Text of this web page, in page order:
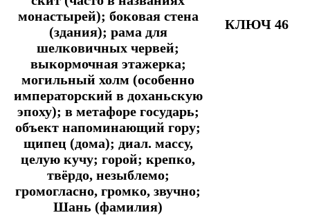
монастырей); боковая стена
(здания); рама для
шелковичных червей;
выкормочная этажерка;
могильный холм (особенно
императорский в доханьскую
эпоху); в метафоре государь;
объект напоминающий гору;
щипец (дома); диал. массу,
целую кучу; горой; крепко,
твёрдо, незыблемо;
громогласно, громко, звучно;
Шань (фамилия)
КЛЮЧ 46